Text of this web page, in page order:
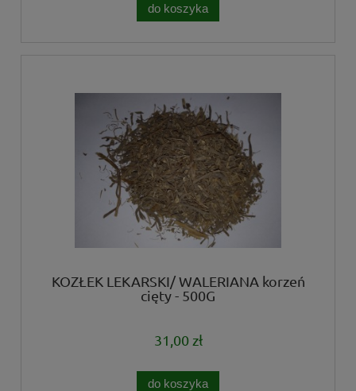
do koszyka
KOZŁEK LEKARSKI/ WALERIANA korzeń
cięty - 500G
31,00 zł
do koszyka